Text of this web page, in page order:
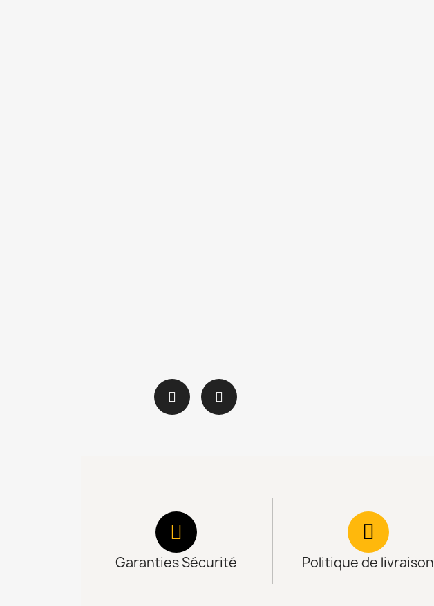
Garanties Sécurité Politique de livraison